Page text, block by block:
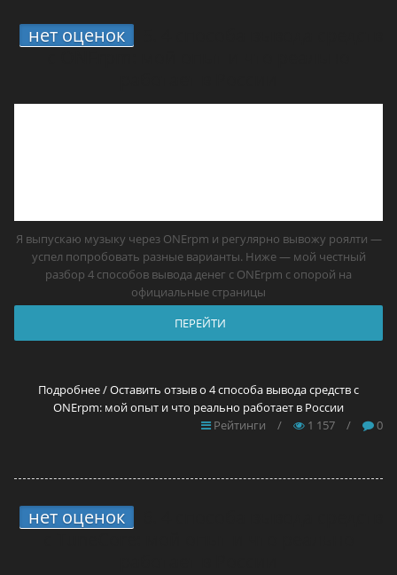
нет оценок
Я выпускаю музыку через ONErpm и регулярно вывожу роялти —
успел попробовать разные варианты. Ниже — мой честный
разбор 4 способов вывода денег с ONErpm с опорой на
официальные страницы
ПЕРЕЙТИ
Подробнее / Оставить отзыв о 4 способа вывода средств с
ONErpm: мой опыт и что реально работает в России
Рейтинги
/ 1 157 / 0
нет оценок